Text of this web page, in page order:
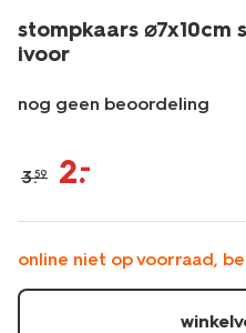
stompkaars
ivoor
nog geen beoordeling
slapen/wonen/kaarsen/
%E2%8C%807x10cm-
lichtgeel-
ivoor-
3.59 2.–
online niet op voorraad,